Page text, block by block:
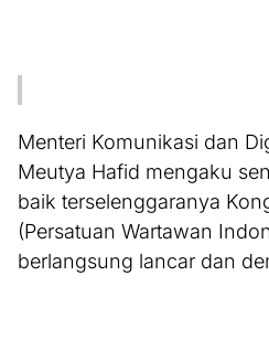
Menteri Komunikasi dan
Meutya Hafid mengaku
baik terselenggaranya
(Persatuan Wartawan
berlangsung lancar dan